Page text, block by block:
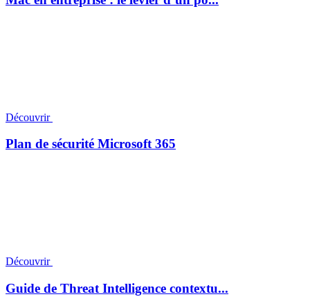
Découvrir
Plan de sécurité Microsoft 365
Découvrir
Guide de Threat Intelligence contextu...